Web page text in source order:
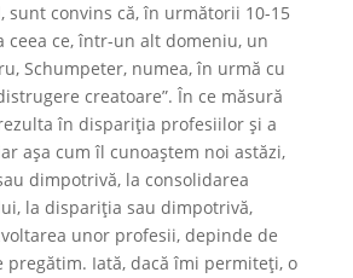
sunt convins că, în următorii 10-15
ceea ce, într-un alt domeniu, un
Schumpeter, numea, în urmă cu
creatoare”. În ce măsură
în dispariția profesiilor și a
așa cum îl cunoaștem noi astăzi,
dimpotrivă, la consolidarea
la dispariția sau dimpotrivă,
unor profesii, depinde de
pregătim. Iată, dacă îmi permiteți, o